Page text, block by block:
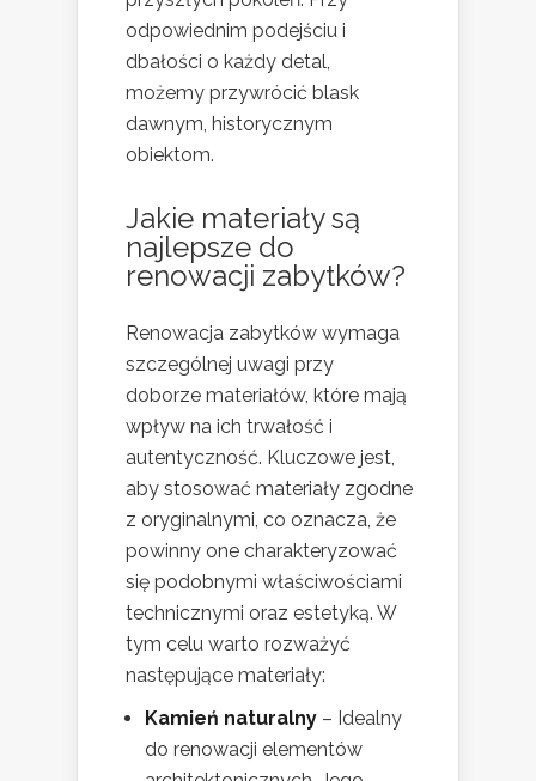
odpowiednim podejściu i
dbałości o każdy detal,
możemy przywrócić blask
dawnym, historycznym
obiektom.
Jakie materiały są
najlepsze do
renowacji zabytków?
Renowacja zabytków wymaga
szczególnej uwagi przy
doborze materiałów, które mają
wpływ na ich trwałość i
autentyczność. Kluczowe jest,
aby stosować materiały zgodne
z oryginalnymi, co oznacza, że
powinny one charakteryzować
się podobnymi właściwościami
technicznymi oraz estetyką. W
tym celu warto rozważyć
następujące materiały:
Kamień naturalny – Idealny
do renowacji elementów